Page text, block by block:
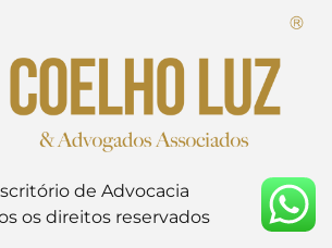
de Advocacia
os direitos reservados